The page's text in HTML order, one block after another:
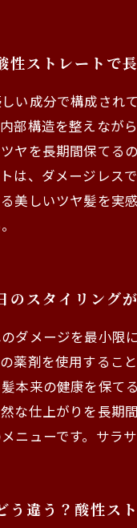
性ストレートで
い成分で構成され
部構造を整えなが
ヤを長期間保てる
は、ダメージレス
美しいツヤ髪を実
のスタイリング
ダメージを最小限
薬剤を使用するこ
本来の健康を保て
な仕上がりを長期
ニューです。サラ
う違う？酸性ス